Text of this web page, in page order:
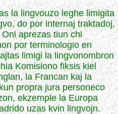
la lingvouzo leghe limigita
do por internaj traktadoj,
aprezas tiun chi
por terminologio en
limigi la lingvonombron
Komisiono fiksis kiel
la Francan kaj la
propra jura personeco
ekzemple la Europa
uzas kvin lingvojn.